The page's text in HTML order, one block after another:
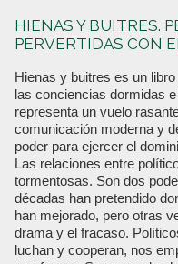
HIENAS Y BUITRES.
PERVERTIDAS CON
Hienas y buitres es un
las conciencias dormidas
representa un vuelo
comunicación moderna y
poder para ejercer el
Las relaciones entre
tormentosas. Son dos
décadas han pretendido
han mejorado, pero otras
drama y el fracaso.
luchan y cooperan, nos